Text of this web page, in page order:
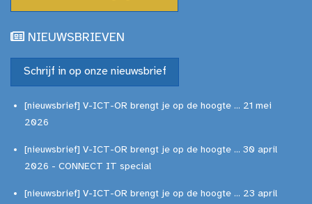
NIEUWSBRIEVEN
Schrijf in op onze nieuwsbrief
[nieuwsbrief] V-ICT-OR brengt je op de hoogte ... 21 mei
2026
[nieuwsbrief] V-ICT-OR brengt je op de hoogte ... 30 april
2026 - CONNECT IT special
[nieuwsbrief] V-ICT-OR brengt je op de hoogte ... 23 april